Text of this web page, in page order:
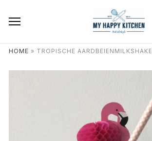
HOME » TROPISCHE AARDBEIENMILKSHAKE